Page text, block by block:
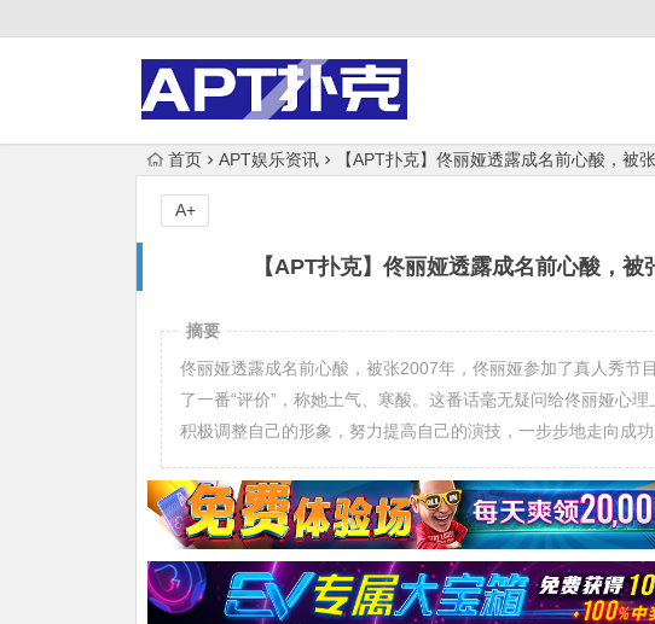
首页 APT娱乐资讯 【APT扑克】佟丽娅透露成名前心酸，被
【APT扑克】佟丽娅透露成名前心酸，
A+
摘要
佟丽娅透露成名前心酸，被张2007年，佟丽娅参加了真人秀节
了一番“评价”，称她土气、寒酸。这番话毫无疑问给佟丽娅心
积极调整自己的形象，努力提高自己的演技，一步步地走向成功